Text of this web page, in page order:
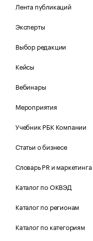
Лента публикаций
Эксперты
Выбор редакции
Кейсы
Вебинары
Мероприятия
Учебник РБК Компании
Статьи о бизнесе
Словарь PR и маркетинга
Каталог по ОКВЭД
Каталог по регионам
Каталог по категориям